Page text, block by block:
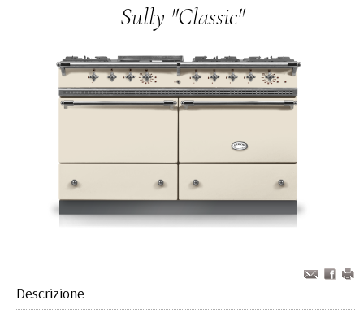
Sully "Classic"
Descrizione